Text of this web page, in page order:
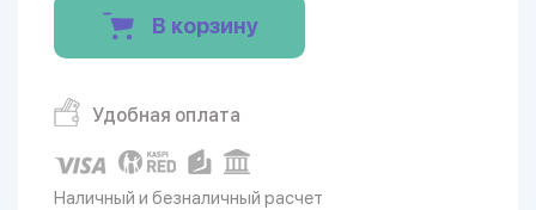
В корзину
Удобная оплата
Наличный и безналичный расчет